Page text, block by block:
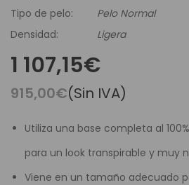
Tipo de pelo:
Pelo Normal
Densidad:
Ligera
1 107,15€
915,00€(Sin IVA)
Utiliza una base completa al
para un look transpirable y muy
Viene en un tamaño adecuado